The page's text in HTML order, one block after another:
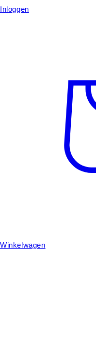
Inloggen
Winkelwagen